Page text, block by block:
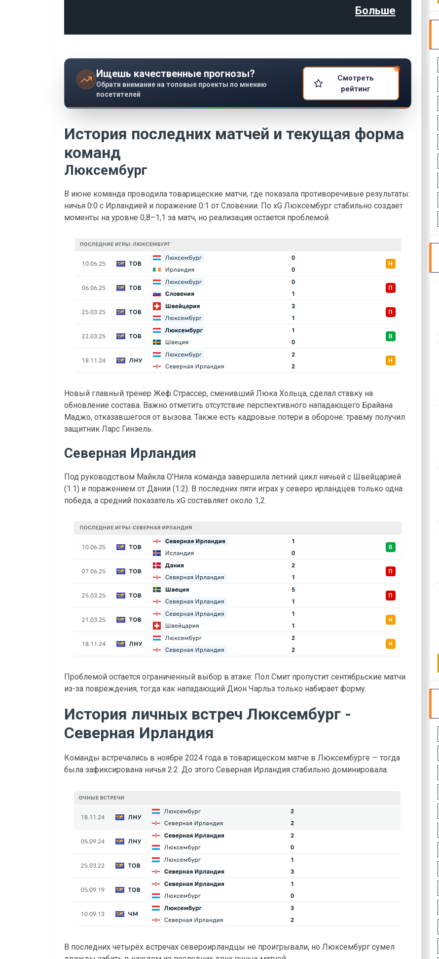
Больше
Ищешь качественные прогнозы?
Обрати внимание на топовые проекты по мнению
посетителей
Смотреть
рейтинг
История последних матчей и текущая форма
команд
Люксембург
В июне команда проводила товарищеские матчи, где показала противоречивые результаты:
ничья 0:0 с Ирландией и поражение 0:1 от Словении. По xG Люксембург стабильно создает
моменты на уровне 0,8–1,1 за матч, но реализация остается проблемой.
Новый главный тренер Жеф Страссер, сменивший Люка Хольца, сделал ставку на
обновление состава. Важно отметить отсутствие перспективного нападающего Брайана
Маджо, отказавшегося от вызова. Также есть кадровые потери в обороне: травму получил
защитник Ларс Гинзель.
Северная Ирландия
Под руководством Майкла О’Нила команда завершила летний цикл ничьей с Швейцарией
(1:1) и поражением от Дании (1:2). В последних пяти играх у северо ирландцев только одна
победа, а средний показатель xG составляет около 1,2.
Проблемой остается ограниченный выбор в атаке: Пол Смит пропустит сентябрьские матчи
из-за повреждения, тогда как нападающий Дион Чарльз только набирает форму.
История личных встреч Люксембург -
Северная Ирландия
Команды встречались в ноябре 2024 года в товарищеском матче в Люксембурге — тогда
была зафиксирована ничья 2:2. До этого Северная Ирландия стабильно доминировала.
В последних четырёх встречах североирландцы не проигрывали, но Люксембург сумел